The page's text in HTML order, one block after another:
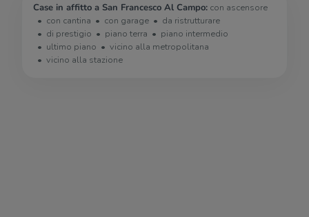
Case in affitto a San Francesco Al Campo: con ascensore
con cantina
con garage
da ristrutturare
di prestigio
piano terra
piano intermedio
ultimo piano
vicino alla metropolitana
vicino alla stazione